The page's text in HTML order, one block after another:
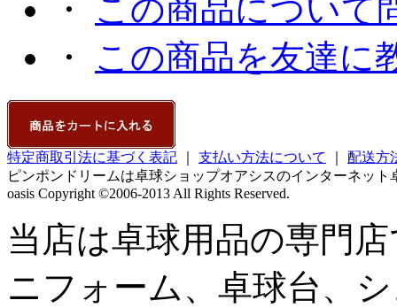
・ この商品について
・ この商品を友達に
特定商取引法に基づく表記 支払い方法について
配送方
ピンポンドリームは卓球ショップオアシスのインターネッ
oasis Copyright ©2006-2013 All Rights Reserved.
当店は卓球用品の専門
ニフォーム、卓球台、